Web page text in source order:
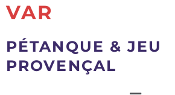
VAR
PÉTANQUE & JEU
PROVENÇAL